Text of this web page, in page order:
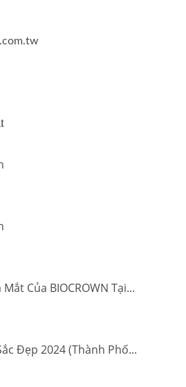
Của BIOCROWN Tại...
Đẹp 2024 (Thành Phố...